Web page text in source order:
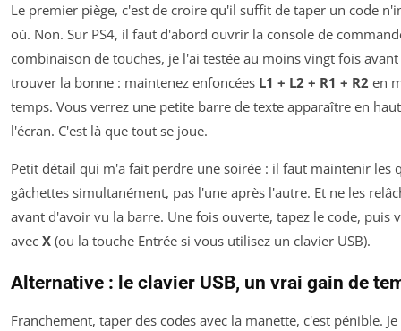
Le premier piège, c'est de croire qu'il suffit de taper un code
où. Non. Sur PS4, il faut d'abord ouvrir la console de
combinaison de touches, je l'ai testée au moins vingt fois avant
trouver la bonne : maintenez enfoncées L1 + L2 + R1 + R2 en
temps. Vous verrez une petite barre de texte apparaître en
l'écran. C'est là que tout se joue.
Petit détail qui m'a fait perdre une soirée : il faut maintenir les
gâchettes simultanément, pas l'une après l'autre. Et ne les
avant d'avoir vu la barre. Une fois ouverte, tapez le code, puis
avec X (ou la touche Entrée si vous utilisez un clavier USB).
Alternative : le clavier USB, un vrai gain de
Franchement, taper des codes avec la manette, c'est pénible.